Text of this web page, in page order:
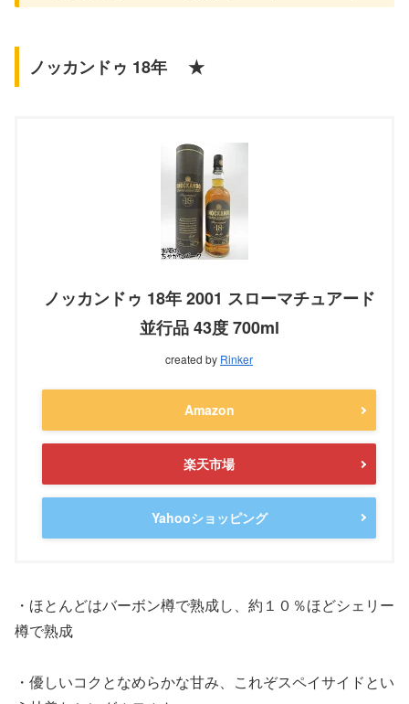
ノッカンドゥ 18年 ★
ノッカンドゥ 18年 2001 スローマチュアード
並行品 43度 700ml
created by Rinker
Amazon
楽天市場
Yahooショッピング
・ほとんどはバーボン樽で熟成し、約１０％ほどシェリー
樽で熟成
・優しいコクとなめらかな甘み、これぞスペイサイドとい